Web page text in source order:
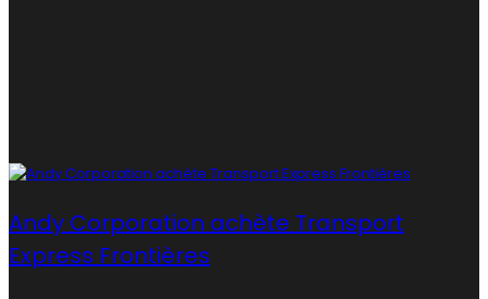
Andy Corporation achète Transport
Express Frontières